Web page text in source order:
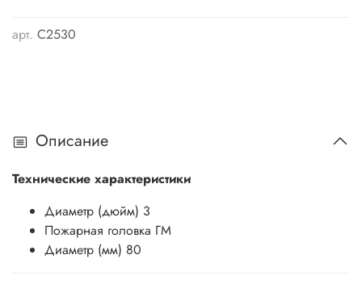
арт. C2530
Описание
Технические характеристики
Диаметр (дюйм) 3
Пожарная головка ГМ
Диаметр (мм) 80